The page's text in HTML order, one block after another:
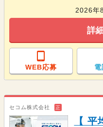
2026年
詳
WEB応募
セコム株式会社 正
【